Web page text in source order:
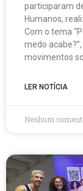
participaram
Humanos,
Com o tema
medo
movimentos
LER NOTÍCIA
Nenhum